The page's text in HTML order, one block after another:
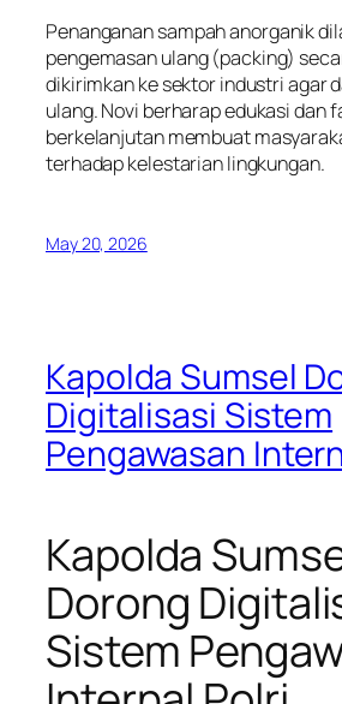
Penanganan sampah anorganik
pengemasan ulang (packing)
dikirimkan ke sektor industri agar
ulang. Novi berharap edukasi dan
berkelanjutan membuat
terhadap kelestarian lingkungan.
May 20, 2026
Kapolda Sumsel
Digitalisasi Sistem
Pengawasan
Kapolda
Dorong
Sistem